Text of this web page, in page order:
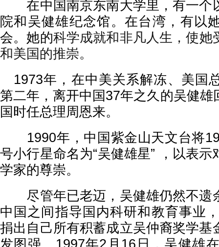
在中国南京东南大学里，有一个
院和吴健雄纪念馆。在台湾，有以
会。她的科学成就和非凡人生，使她
和美国的推崇。
1973年，在中美关系解冻、美国
第二年，离开中国37年之久的吴健雄
国时任总理周恩来。
1990年，中国紫金山天文台将
号小行星命名为“吴健雄星” ，以表
学家的尊崇。
尽管年已老迈，吴健雄仍然不遗
中国之间指导国内科研和教育事业
捐出自己所有积蓄成立吴仲裔奖学基
发图强。1997年2月16日，吴健雄